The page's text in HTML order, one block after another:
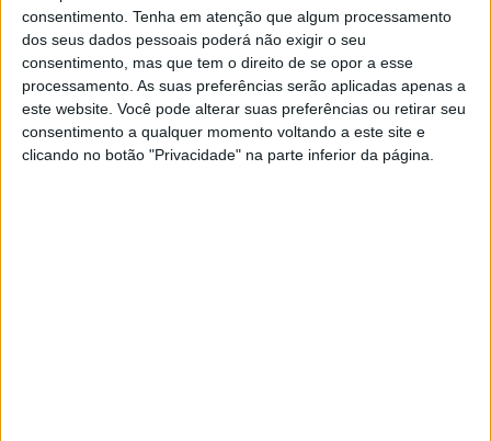
consentimento. Tenha em atenção que algum processamento
dos seus dados pessoais poderá não exigir o seu
consentimento, mas que tem o direito de se opor a esse
processamento. As suas preferências serão aplicadas apenas a
este website. Você pode alterar suas preferências ou retirar seu
consentimento a qualquer momento voltando a este site e
clicando no botão "Privacidade" na parte inferior da página.
9, na Expocentro, em Pombal.
O Triatlo Técnico Jovem é uma competição dirigida a
atletas masculinos e femininos dos escalões de Sub‐
14, Sub‐16 e Sub‐18. Depois de uma fase distrital